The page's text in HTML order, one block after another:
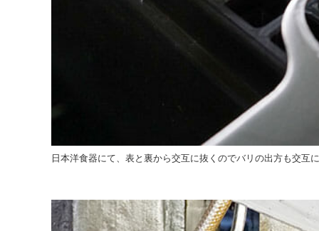
日本洋食器にて、表と裏から交互に抜くのでバリの出方も交互